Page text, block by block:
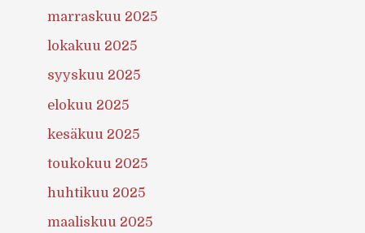
marraskuu 2025
lokakuu 2025
syyskuu 2025
elokuu 2025
kesäkuu 2025
toukokuu 2025
huhtikuu 2025
maaliskuu 2025